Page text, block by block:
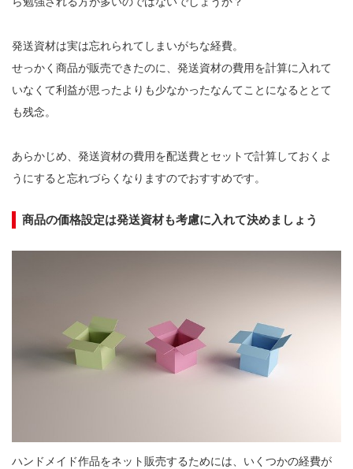
発送資材は実は忘れられてしまいがちな経費。
せっかく商品が販売できたのに、発送資材の費用を計算に入れて
いなくて利益が思ったよりも少なかったなんてことになるととて
も残念。
あらかじめ、発送資材の費用を配送費とセットで計算しておくよ
うにすると忘れづらくなりますのでおすすめです。
商品の価格設定は発送資材も考慮に入れて決めましょう
ハンドメイド作品をネット販売するためには、いくつかの経費が